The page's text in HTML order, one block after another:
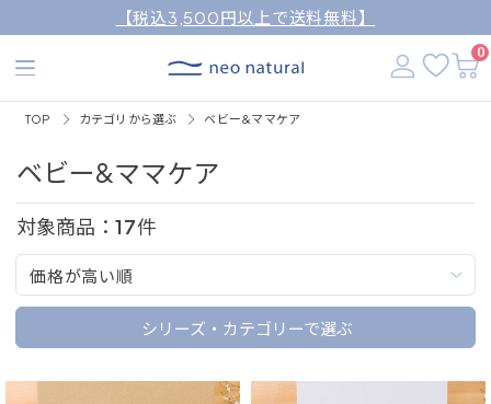
【税込3,500円以上で送料無料】
0
TOP カテゴリから選ぶ ベビー&ママケア
ベビー&ママケア
対象商品： 17件
価格が高い順
シリーズ・カテゴリーで選ぶ